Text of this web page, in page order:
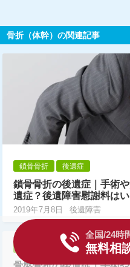
骨折（体幹）の関連記事
鎖骨骨折 後遺症
鎖骨骨折の後遺症｜手術
遺症？後遺障害慰謝料は
2019年7月8日 後遺障害
後遺症
全国/24時
無料相